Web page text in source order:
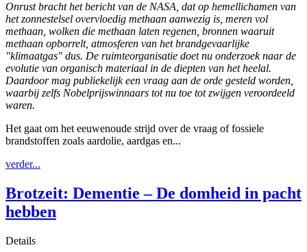
Onrust bracht het bericht van de NASA, dat op hemellichamen van
het zonnestelsel overvloedig methaan aanwezig is, meren vol
methaan, wolken die methaan laten regenen, bronnen waaruit
methaan opborrelt, atmosferen van het brandgevaarlijke
"klimaatgas" dus. De ruimteorganisatie doet nu onderzoek naar de
evolutie van organisch materiaal in de diepten van het heelal.
Daardoor mag publiekelijk een vraag aan de orde gesteld worden,
waarbij zelfs Nobelprijswinnaars tot nu toe tot zwijgen veroordeeld
waren.
Het gaat om het eeuwenoude strijd over de vraag of fossiele
brandstoffen zoals aardolie, aardgas en...
verder...
Brotzeit: Dementie – De domheid in pacht
hebben
Details